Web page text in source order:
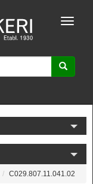
Toggle
C029.807.11.041.02